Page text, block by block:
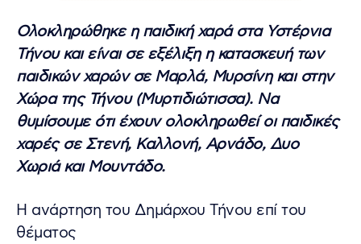
Ολοκληρώθηκε η παιδική χαρά στα Υστέρνια
Τήνου και είναι σε εξέλιξη η κατασκευή των
παιδικών χαρών σε Μαρλά, Μυρσίνη και στην
Χώρα της Τήνου (Μυρτιδιώτισσα). Να
θυμίσουμε ότι έχουν ολοκληρωθεί οι παιδικές
χαρές σε Στενή, Καλλονή, Αρνάδο, Δυο
Χωριά και Μουντάδο.
Η ανάρτηση του Δημάρχου Τήνου επί του
θέματος